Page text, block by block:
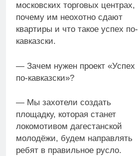
московских торговых центрах,
почему им неохотно сдают
квартиры и что такое успех по-
кавказски.
— Зачем нужен проект «Успех
по-кавказски»?
— Мы захотели создать
площадку, которая станет
локомотивом дагестанской
молодёжи, будем направлять
ребят в правильное русло.